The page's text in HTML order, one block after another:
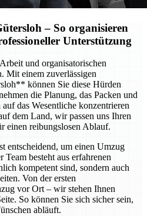
– So organisieren
Unterstützung
und organisatorischen
Mit einem zuverlässigen
können Sie diese Hürden
die Planung, das Packen und
das Wesentliche konzentrieren
dem Land, wir passen uns Ihren
einen reibungslosen Ablauf.
entscheidend, um einen Umzug
Team besteht aus erfahrenen
kompetent sind, sondern auch
Von der ersten
vor Ort – wir stehen Ihnen
So können Sie sich sicher sein,
abläuft.